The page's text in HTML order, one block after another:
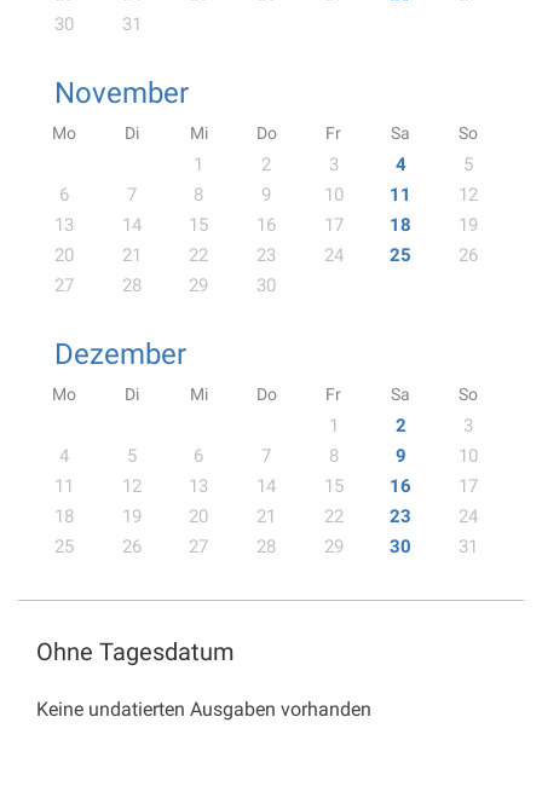
30
31
November
Mo Di Mi Do Fr Sa So
1 2 3 4
5
6
7 8 9 10 11
12
13
14 15 16 17 18
19
20
21 22 23 24 25
26
27
28 29 30
Dezember
Mo Di Mi Do Fr Sa So
1 2
3
4
5 6 7 8 9
10
11
12 13 14 15 16
17
18
19 20 21 22 23
24
25
26 27 28 29 30 31
Ohne Tagesdatum
Keine undatierten Ausgaben vorhanden